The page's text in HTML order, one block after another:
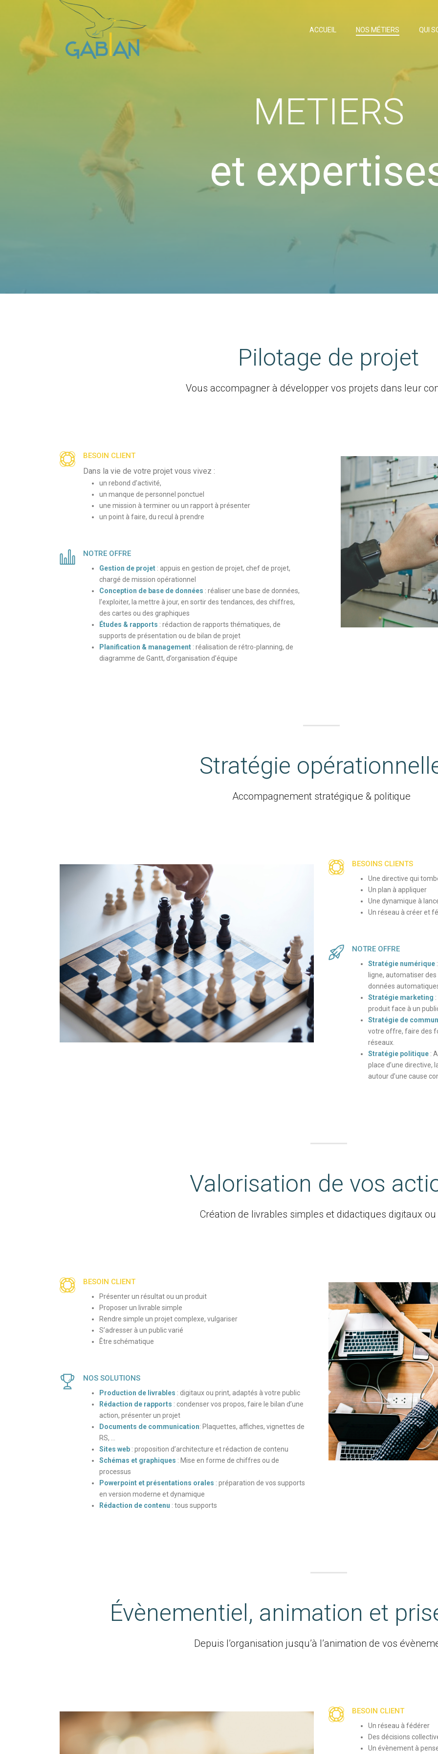
ACCUEIL NOS MÉTIERS QUI
METIERS
et
Pilotage de projet
Vous accompagner à développer vos projets dans leur
BESOIN CLIENT
Dans la vie de votre projet vous vivez :
un rebond d’activité,
un manque de personnel ponctuel
une mission à terminer ou un rapport à présenter
un point à faire, du recul à prendre
NOTRE OFFRE
Gestion de projet: appuis en gestion de projet, chef de projet,
chargé de mission opérationnel
Conception de base de données : réaliser une base de données,
l’exploiter, la mettre à jour, en sortir des tendances, des chiffres,
des cartes ou des graphiques
Études & rapports : rédaction de rapports thématiques, de
supports de présentation ou de bilan de projet
Planification & management: réalisation de rétro-planning, de
diagramme de Gantt, d’organisation d’équipe
Stratégie
Accompagnement stratégique & politique
BESOINS CLIENTS
Une directive qui
Un plan à appliquer
Une dynamique à
Un réseau à créer et
NOTRE OFFRE
Stratégie numérique
ligne, automatiser
données
Stratégie marketing
produit face à un
Stratégie de
votre offre, faire des
réseaux.
Stratégie politique:
place d’une directive,
autour d’une cause
Valorisation de vos
Création de livrables simples et didactiques digitaux
BESOIN CLIENT
Présenter un résultat ou un produit
Proposer un livrable simple
Rendre simple un projet complexe, vulgariser
S’adresser à un public varié
Être schématique
NOS SOLUTIONS
Production de livrables : digitaux ou print, adaptés à votre public
Rédaction de rapports : condenser vos propos, faire le bilan d’une
action, présenter un projet
Documents de communication: Plaquettes, affiches, vignettes de
RS, …
Sites web: proposition d’architecture et rédaction de contenu
Schémas et graphiques : Mise en forme de chiffres ou de
processus
Powerpoint et présentations orales : préparation de vos supports
en version moderne et dynamique
Rédaction de contenu : tous supports
Évènementiel, animation et
Depuis l’organisation jusqu’à l’animation de vos
BESOIN CLIENT
Un réseau à fédérer
Des décisions
Un évènement à